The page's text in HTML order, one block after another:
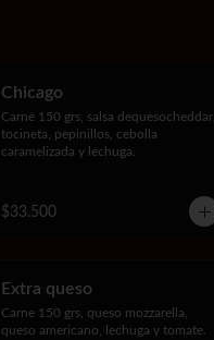
Chicago
Carne 150 grs, salsa dequesocheddar,
tocineta, pepinillos, cebolla
caramelizada y lechuga.
$33.500
Extra queso
Carne 150 grs, queso mozzarella,
queso americano, lechuga y tomate.